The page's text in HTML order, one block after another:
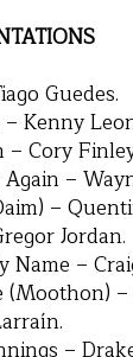
Guedes.
Kenny
– Cory
–
–
Jordan.
Name –
(Moothon)